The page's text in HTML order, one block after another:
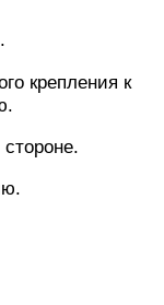
крепления к